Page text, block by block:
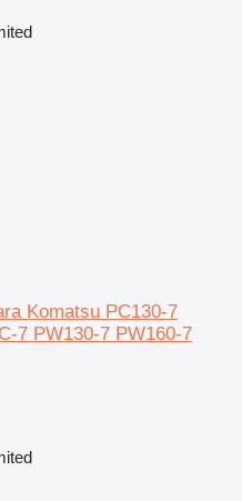
Komatsu PC130-7
7 PW130-7 PW160-7